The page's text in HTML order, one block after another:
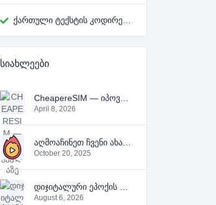
სიახლეები
April 8, 2026
October 20, 2025
August 6, 2026